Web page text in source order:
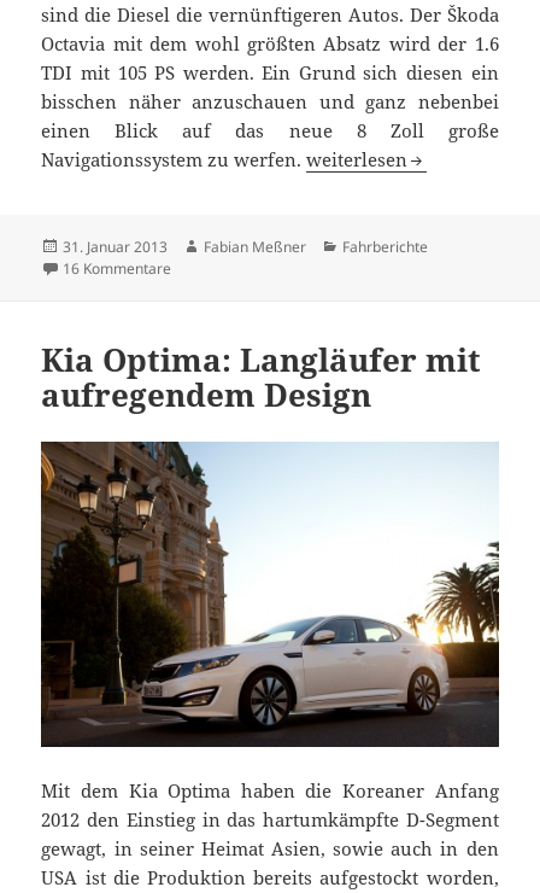
sind die Diesel die vernünftigeren Autos. Der Škoda
Octavia mit dem wohl größten Absatz wird der 1.6
TDI mit 105 PS werden. Ein Grund sich diesen ein
bisschen näher anzuschauen und ganz nebenbei
einen Blick auf das neue 8 Zoll große
Navigationssystem zu werfen.Der Marathonmeister:
weiterlesen
Veröffentlicht
am
31. Januar 2013 Autor
Fabian Meßner Kategorien
Fahrberichte
16 Kommentare
Kia Optima: Langläufer mit
aufregendem Design
Mit dem Kia Optima haben die Koreaner Anfang
2012 den Einstieg in das hartumkämpfte D-Segment
gewagt, in seiner Heimat Asien, sowie auch in den
USA ist die Produktion bereits aufgestockt worden,